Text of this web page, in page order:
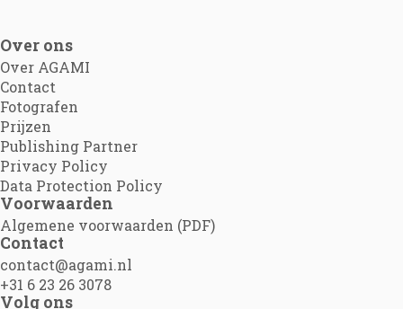
Over ons
Over AGAMI
Contact
Fotografen
Prijzen
Publishing Partner
Privacy Policy
Data Protection Policy
Voorwaarden
Algemene voorwaarden (PDF)
Contact
contact@agami.nl
+31 6 23 26 3078
Volg ons